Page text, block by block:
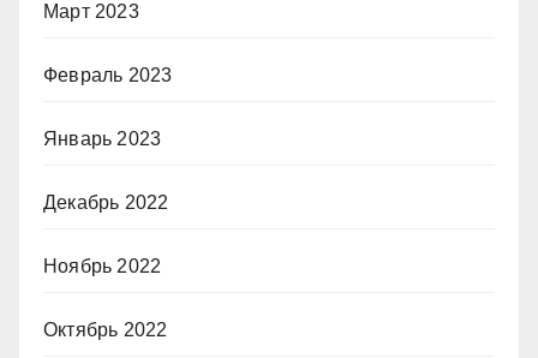
Март 2023
Февраль 2023
Январь 2023
Декабрь 2022
Ноябрь 2022
Октябрь 2022